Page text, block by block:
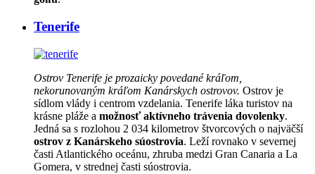
Tenerife
Ostrov Tenerife je prozaicky povedané kráľom,
nekorunovaným kráľom Kanárskych ostrovov. Ostrov je
sídlom vlády i centrom vzdelania. Tenerife láka turistov na
krásne pláže a možnosť aktívneho trávenia dovolenky.
Jedná sa s rozlohou 2 034 kilometrov štvorcových o najväčší
ostrov z Kanárskeho súostrovia. Leží rovnako v severnej
časti Atlantického oceánu, zhruba medzi Gran Canaria a La
Gomera, v strednej časti súostrovia.